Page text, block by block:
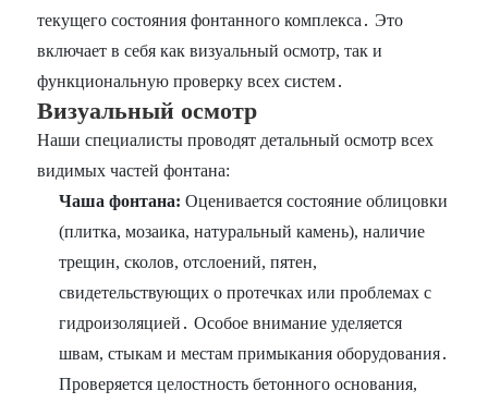
текущего состояния фонтанного комплекса․ Это
включает в себя как визуальный осмотр, так и
функциональную проверку всех систем․
Визуальный осмотр
Наши специалисты проводят детальный осмотр всех
видимых частей фонтана:
Чаша фонтана: Оценивается состояние облицовки
(плитка, мозаика, натуральный камень), наличие
трещин, сколов, отслоений, пятен,
свидетельствующих о протечках или проблемах с
гидроизоляцией․ Особое внимание уделяется
швам, стыкам и местам примыкания оборудования․
Проверяется целостность бетонного основания,